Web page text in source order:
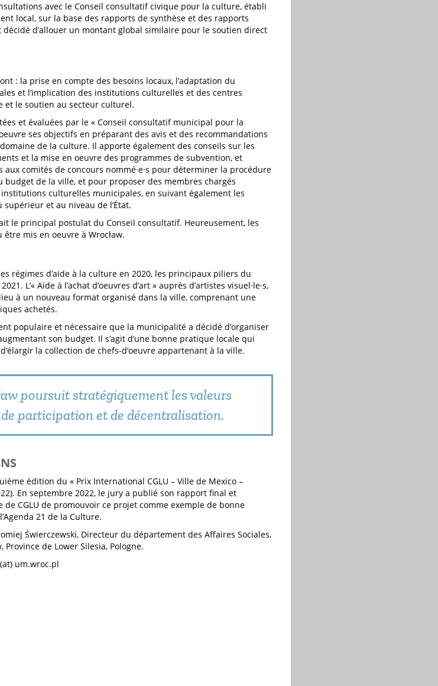
avec le Conseil consultatif civique pour la culture, établi
local, sur la base des rapports de synthèse et des rapports
décidé d’allouer un montant global similaire pour le soutien direct
: la prise en compte des besoins locaux, l’adaptation du
et l’implication des institutions culturelles et des centres
et le soutien au secteur culturel.
et évaluées par le « Conseil consultatif municipal pour la
ses objectifs en préparant des avis et des recommandations
de la culture. Il apporte également des conseils sur les
et la mise en oeuvre des programmes de subvention, et
aux comités de concours nommé·e·s pour déterminer la procédure
budget de la ville, et pour proposer des membres chargés
culturelles municipales, en suivant également les
et au niveau de l’État.
le principal postulat du Conseil consultatif. Heureusement, les
mis en oeuvre à Wrocław.
régimes d’aide à la culture en 2020, les principaux piliers du
L’« Aide à l’achat d’oeuvres d’art » auprès d’artistes visuel·le·s,
à un nouveau format organisé dans la ville, comprenant une
achetés.
populaire et nécessaire que la municipalité a décidé d’organiser
son budget. Il s’agit d’une bonne pratique locale qui
la collection de chefs-d’oeuvre appartenant à la ville.
poursuit stratégiquement les valeurs
participation et de décentralisation.
édition du « Prix International CGLU – Ville de Mexico –
En septembre 2022, le jury a publié son rapport final et
CGLU de promouvoir ce projet comme exemple de bonne
21 de la Culture.
Świerczewski, Directeur du département des Affaires Sociales,
Province de Lower Silesia, Pologne.
um.wroc.pl